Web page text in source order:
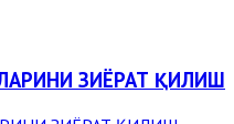
ЗИЁРАТ ҚИЛИШ